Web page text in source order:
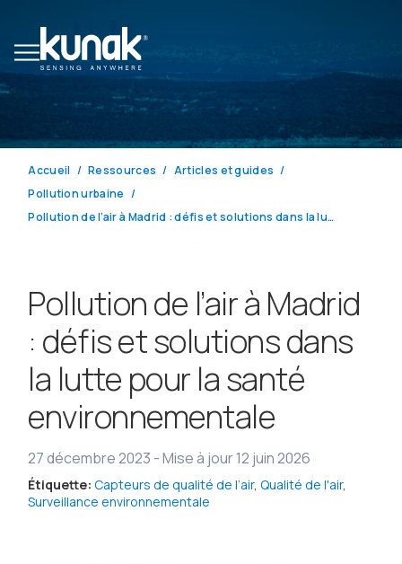
Accueil Ressources
Articles et guides
Pollution urbaine
Pollution de l’air à Madrid : défis et solutions dans la lutte pour la santé environnementale
Pollution de l’air à Madrid
: défis et solutions dans
la lutte pour la santé
environnementale
27 décembre 2023 -Mise à jour 12 juin 2026
Étiquette:Capteurs de qualité de l’air,Qualité de l'air,
Surveillance environnementale